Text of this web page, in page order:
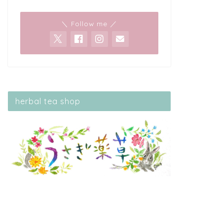
＼ Follow me ／
herbal tea shop